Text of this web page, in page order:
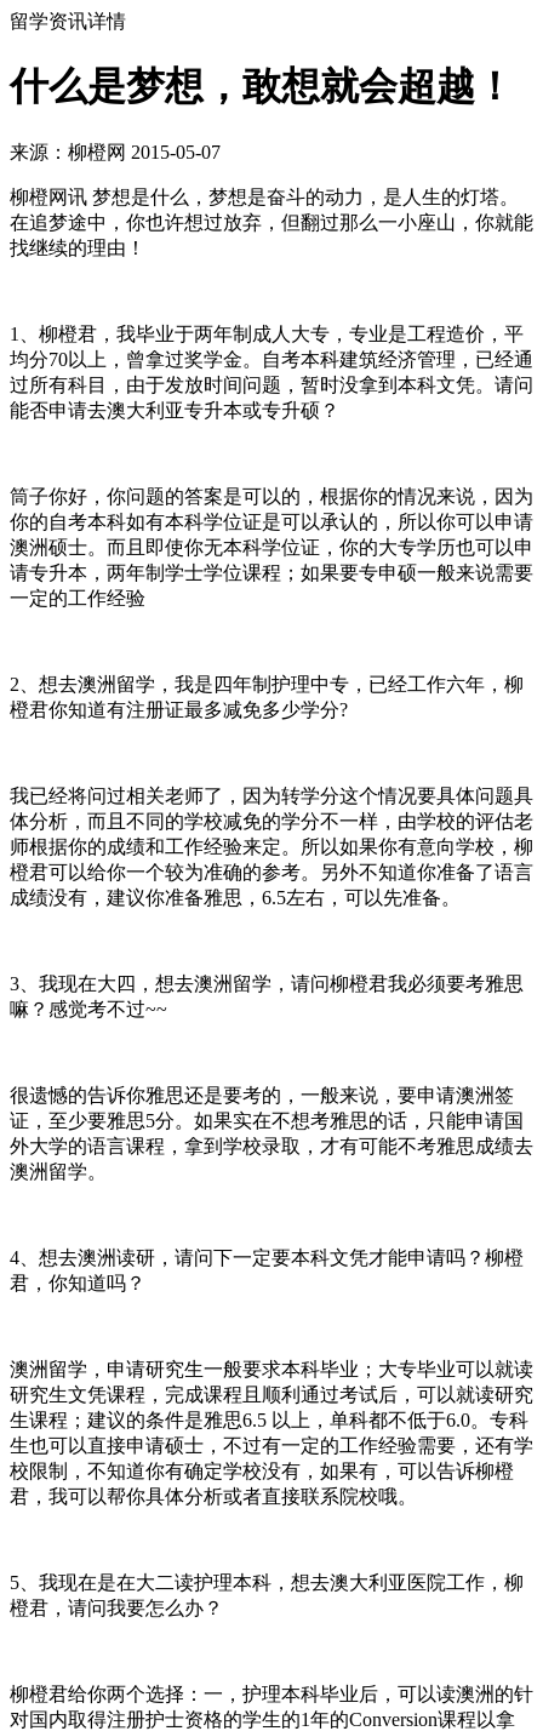
留学资讯详情
什么是梦想，敢想就会超越！
来源：柳橙网 2015-05-07
柳橙网讯 梦想是什么，梦想是奋斗的动力，是人生的灯塔。
在追梦途中，你也许想过放弃，但翻过那么一小座山，你就能
找继续的理由！
1、柳橙君，我毕业于两年制成人大专，专业是工程造价，平
均分70以上，曾拿过奖学金。自考本科建筑经济管理，已经通
过所有科目，由于发放时间问题，暂时没拿到本科文凭。请问
能否申请去澳大利亚专升本或专升硕？
筒子你好，你问题的答案是可以的，根据你的情况来说，因为
你的自考本科如有本科学位证是可以承认的，所以你可以申请
澳洲硕士。而且即使你无本科学位证，你的大专学历也可以申
请专升本，两年制学士学位课程；如果要专申硕一般来说需要
一定的工作经验
2、想去澳洲留学，我是四年制护理中专，已经工作六年，柳
橙君你知道有注册证最多减免多少学分?
我已经将问过相关老师了，因为转学分这个情况要具体问题具
体分析，而且不同的学校减免的学分不一样，由学校的评估老
师根据你的成绩和工作经验来定。所以如果你有意向学校，柳
橙君可以给你一个较为准确的参考。另外不知道你准备了语言
成绩没有，建议你准备雅思，6.5左右，可以先准备。
3、我现在大四，想去澳洲留学，请问柳橙君我必须要考雅思
嘛？感觉考不过~~
很遗憾的告诉你雅思还是要考的，一般来说，要申请澳洲签
证，至少要雅思5分。如果实在不想考雅思的话，只能申请国
外大学的语言课程，拿到学校录取，才有可能不考雅思成绩去
澳洲留学。
4、想去澳洲读研，请问下一定要本科文凭才能申请吗？柳橙
君，你知道吗？
澳洲留学，申请研究生一般要求本科毕业；大专毕业可以就读
研究生文凭课程，完成课程且顺利通过考试后，可以就读研究
生课程；建议的条件是雅思6.5 以上，单科都不低于6.0。专科
生也可以直接申请硕士，不过有一定的工作经验需要，还有学
校限制，不知道你有确定学校没有，如果有，可以告诉柳橙
君，我可以帮你具体分析或者直接联系院校哦。
5、我现在是在大二读护理本科，想去澳大利亚医院工作，柳
橙君，请问我要怎么办？
柳橙君给你两个选择：一，护理本科毕业后，可以读澳洲的针
对国内取得注册护士资格的学生的1年的Conversion课程以拿